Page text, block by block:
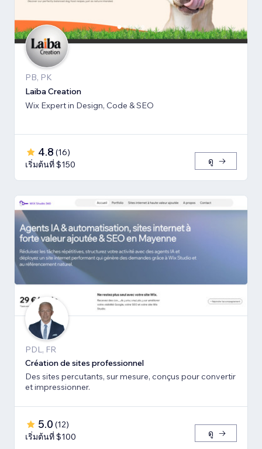
PB, PK
Laiba Creation
Wix Expert in Design, Code & SEO
4.8 (16)
เริ่มต้นที่ $150
ดู
PDL, FR
Création de sites professionnel
Des sites percutants, sur mesure, conçus pour convertir
et impressionner.
5.0 (12)
เริ่มต้นที่ $100
ดู